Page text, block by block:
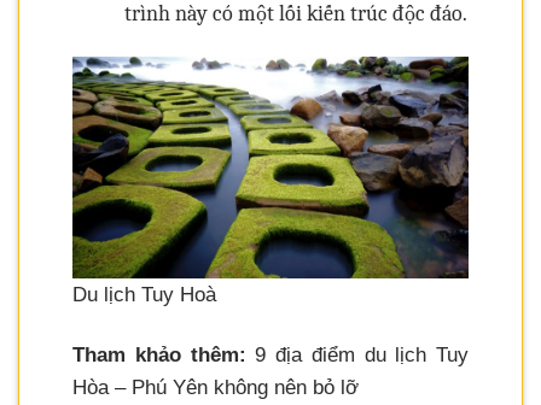
trình này có một lối kiến trúc độc đáo.
Du lịch Tuy Hoà
Tham khảo thêm: 9 địa điểm du lịch Tuy
Hòa – Phú Yên không nên bỏ lỡ